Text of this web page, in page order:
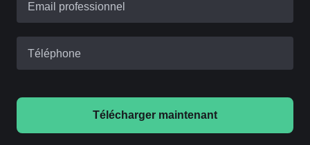
Email professionnel
Téléphone
Télécharger maintenant